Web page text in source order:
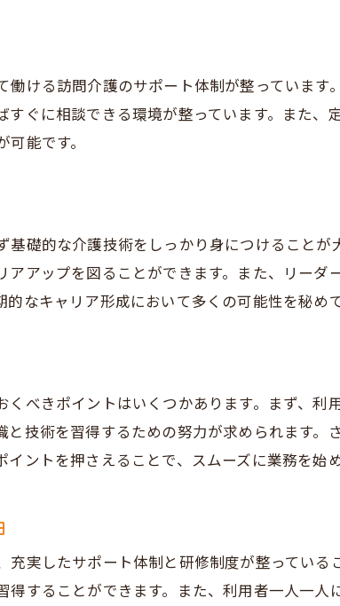
ける訪問介護のサポート体制が整っていま
ぐに相談できる環境が整っています。また、
能です。
礎的な介護技術をしっかり身につけることが
アアップを図ることができます。また、リー
なキャリア形成において多くの可能性を秘めて
べきポイントはいくつかあります。まず、
技術を習得するための努力が求められます
ントを押さえることで、スムーズに業務を始
実したサポート体制と研修制度が整っている
得することができます。また、利用者一人一